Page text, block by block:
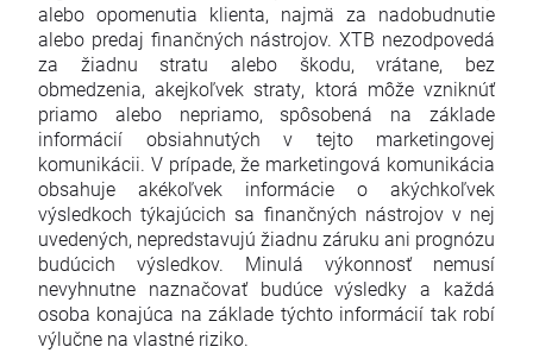
alebo opomenutia klienta, najmä za nadobudnutie
alebo predaj finančných nástrojov. XTB nezodpovedá
za žiadnu stratu alebo škodu, vrátane, bez
obmedzenia, akejkoľvek straty, ktorá môže vzniknúť
priamo alebo nepriamo, spôsobená na základe
informácií obsiahnutých v tejto marketingovej
komunikácii. V prípade, že marketingová komunikácia
obsahuje akékoľvek informácie o akýchkoľvek
výsledkoch týkajúcich sa finančných nástrojov v nej
uvedených, nepredstavujú žiadnu záruku ani prognózu
budúcich výsledkov. Minulá výkonnosť nemusí
nevyhnutne naznačovať budúce výsledky a každá
osoba konajúca na základe týchto informácií tak robí
výlučne na vlastné riziko.